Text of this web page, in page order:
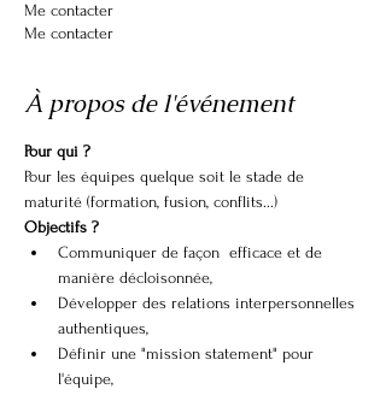
Me contacter
Me contacter
À propos de l'événement
Pour qui ?
Pour les équipes quelque soit le stade de
maturité (formation, fusion, conflits...)
Objectifs ?
Communiquer de façon  efficace et de
manière décloisonnée,
Développer des relations interpersonnelles
authentiques,
Définir une "mission statement" pour
l'équipe,